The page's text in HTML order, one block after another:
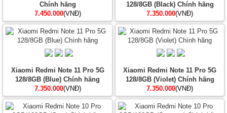
Chính hãng
7.450.000(VNĐ)
128/8GB (Black) Chính hãng
7.350.000(VNĐ)
Xiaomi Redmi Note 11 Pro 5G
128/8GB (Blue) Chính hãng
7.350.000(VNĐ)
Xiaomi Redmi Note 11 Pro 5G
128/8GB (Violet) Chính hãng
7.350.000(VNĐ)